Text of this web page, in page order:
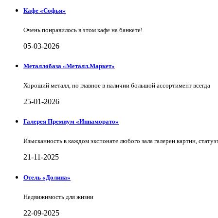
Кафе «Софья»
Очень понравилось в этом кафе на банкете!
05-03-2026
Металлобаза «Металл.Маркет»
Хороший металл, но главное в наличии большой ассортимент всегда
25-01-2026
Галерея Премиум «Иннаморато»
Изысканность в каждом экспонате любого зала галереи картин,
21-11-2025
Отель «Долина»
Недвижимость для жизни
22-09-2025